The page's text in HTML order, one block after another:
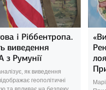
і Ріббентропа.
виведення
з Румунії
як виведення
геополітичні